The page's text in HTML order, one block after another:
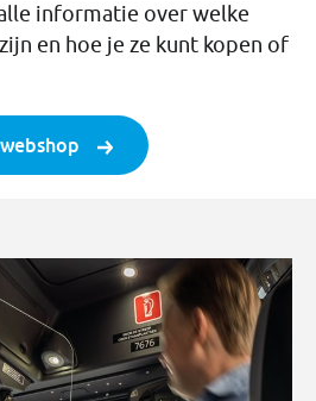
informatie over welke
en hoe je ze kunt kopen of